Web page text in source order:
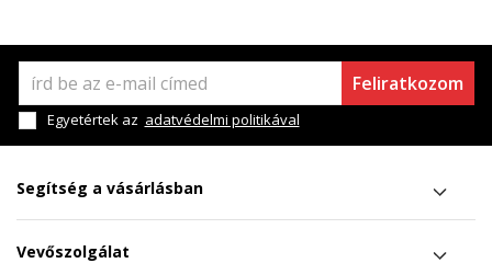
Feliratkozom
Egyetértek az adatvédelmi politikával
Segítség a vásárlásban
Vevőszolgálat